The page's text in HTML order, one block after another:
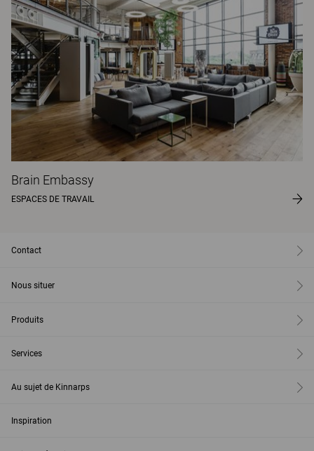
Brain Embassy
ESPACES DE TRAVAIL
Contact
Nous situer
Produits
Services
Au sujet de Kinnarps
Inspiration